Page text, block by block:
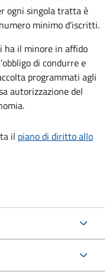
ogni singola tratta è
minimo d'iscritti.
ha il minore in affido
di condurre e
programmati agli
autorizzazione del
il piano di diritto allo